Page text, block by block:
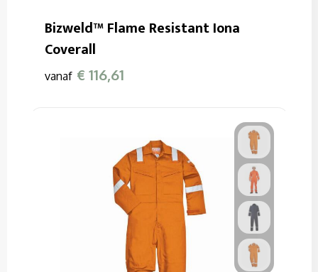
Bizweld™ Flame Resistant Iona
Coverall
vanaf € 116,61